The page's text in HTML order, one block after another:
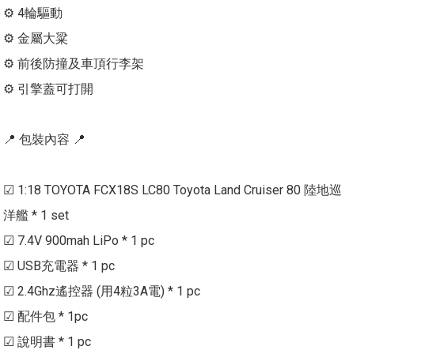
⚙ 4輪驅動
⚙ 金屬大粱
⚙ 前後防撞及車頂行李架
⚙ 引擎蓋可打開
📍 包裝內容 📍
☑ 1:18 TOYOTA FCX18S LC80 Toyota Land Cruiser 80 陸地巡
洋艦 * 1 set
☑ 7.4V 900mah LiPo * 1 pc
☑ USB充電器 * 1 pc
☑ 2.4Ghz遙控器 (用4粒3A電) * 1 pc
☑ 配件包 * 1pc
☑ 說明書 * 1 pc